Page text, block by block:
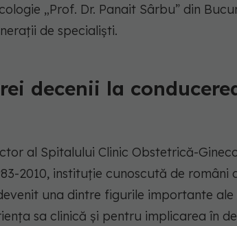
„Prof. Dr. Panait Sârbu” din
de specialiști.
decenii la
al Spitalului Clinic Obstetrică-
2010, instituție cunoscută de români
una dintre figurile importante
sa clinică și pentru implicarea în